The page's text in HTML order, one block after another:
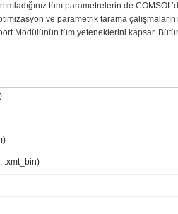
tüm parametrelerin de
ve parametrik tarama
Modülünün tüm yeteneklerini kapsar.
.xmt_bin)